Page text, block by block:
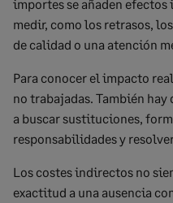
importes se añaden
medir, como los retrasos,
de calidad o una atención
Para conocer el impacto
no trabajadas. También
a buscar sustituciones,
responsabilidades y
Los costes indirectos no
exactitud a una ausencia